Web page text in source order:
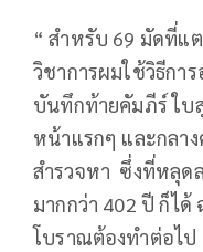
“ สำหรับ 69 มัดที่แ
วิชาการผมใช้วิธีกา
บันทึกท้ายคัมภีร์ ใบ
หน้าแรกๆ และกลา
สำรวจหา ซึ่งที่หลุด
มากกว่า 402 ปี ก็ไ
โบราณต้องทำต่อไ